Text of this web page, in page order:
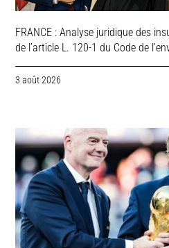
FRANCE : Analyse juridique des
de l’article L. 120-1 du Code de
3 août 2026